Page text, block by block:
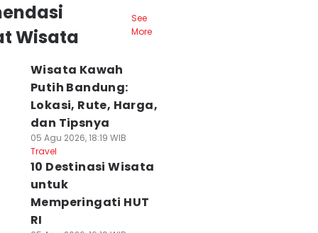
Wisata
See
More
Wisata Kawah
Putih Bandung:
Lokasi, Rute, Harga,
dan Tipsnya
05 Agu 2026, 18:19 WIB
Travel
10 Destinasi Wisata
untuk
Memperingati HUT
RI